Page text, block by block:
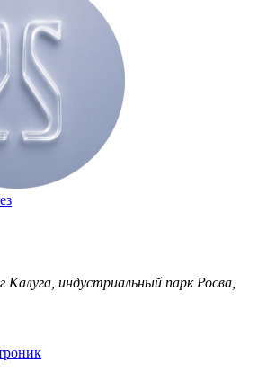
Калуга, индустриальный парк Росва,